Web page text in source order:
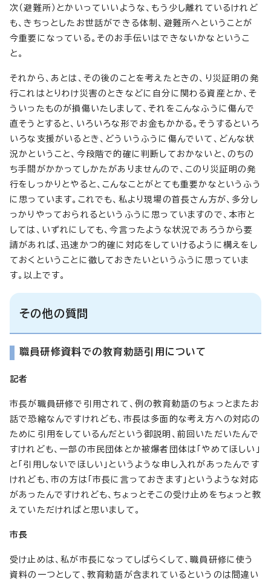
次（避難所）とかいっていいような、もう少し離れているけれど
も、きちっとしたお世話ができる体制、避難所へということが
今重要になっている。そのお手伝いはできないかなというこ
と。
それから、あとは、その後のことを考えたときの、り災証明の発
行これはとりわけ災害のときなどに自分に関わる資産とか、そ
ういったものが損傷いたしまして、それをこんなふうに傷んで
直そうとすると、いろいろな形でお金もかかる。そうするといろ
いろな支援がいるとき、どういうふうに傷んでいて、どんな状
況かということ、今段階で的確に判断しておかないと、のちの
ち手間がかかってしかたがありませんので、このり災証明の発
行をしっかりとやると、こんなことがとても重要かなというふう
に思っています。これでも、私より現場の首長さん方が、多分し
っかりやっておられるというふうに思っていますので、本市と
しては、いずれにしても、今言ったような状況であろうから要
請があれば、迅速かつ的確に対応をしていけるように構えをし
ておくということに徹しておきたいというふうに思っていま
す。以上です。
その他の質問
職員研修資料での教育勅語引用について
記者
市長が職員研修で引用されて、例の教育勅語のちょっとまたお
話で恐縮なんですけれども、市長は多面的な考え方への対応の
ために引用をしているんだという御説明、前回いただいたんで
すけれども、一部の市民団体とか被爆者団体は「やめてほしい」
と「引用しないでほしい」というような申し入れがあったんです
けれども、市の方は「市長に言っておきます」というような対応
があったんですけれども、ちょっとそこの受け止めをちょっと教
えていただければと思いまして。
市長
受け止めは、私が市長になってしばらくして、職員研修に使う
資料の一つとして、教育勅語が含まれているというのは間違い